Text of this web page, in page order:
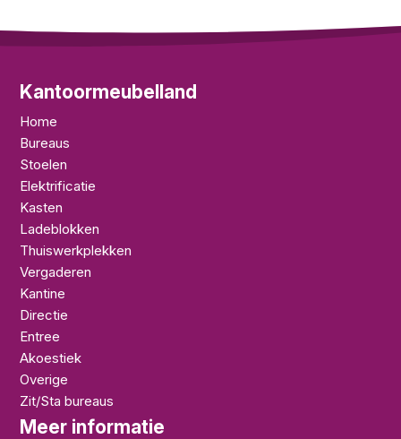
Kantoormeubelland
Home
Bureaus
Stoelen
Elektrificatie
Kasten
Ladeblokken
Thuiswerkplekken
Vergaderen
Kantine
Directie
Entree
Akoestiek
Overige
Zit/Sta bureaus
Meer informatie